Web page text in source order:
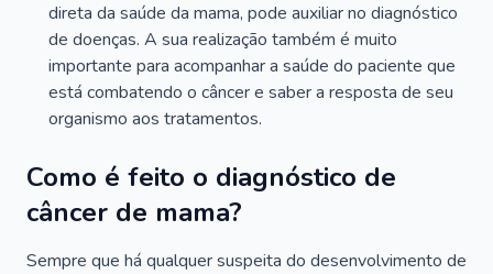
direta da saúde da mama, pode auxiliar no diagnóstico
de doenças. A sua realização também é muito
importante para acompanhar a saúde do paciente que
está combatendo o câncer e saber a resposta de seu
organismo aos tratamentos.
Como é feito o diagnóstico de
câncer de mama?
Sempre que há qualquer suspeita do desenvolvimento de